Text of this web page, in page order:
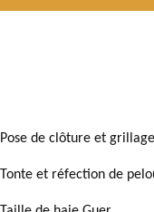
Pose de clôture et
Tonte et réfection de